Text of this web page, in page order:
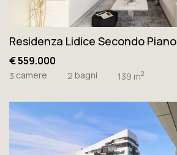
Residenza Lidice Secondo Piano
€ 559.000
3 camere 2 bagni 139 m2